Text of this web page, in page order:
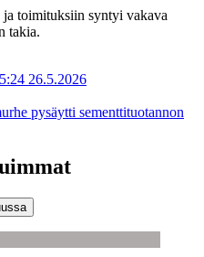
ja toimituksiin syntyi vakava
takia.
26.5.2026
pysäytti sementtituotannon